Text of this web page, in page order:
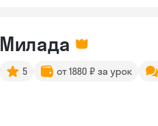
Милада
5 от 1880 ₽ за урок